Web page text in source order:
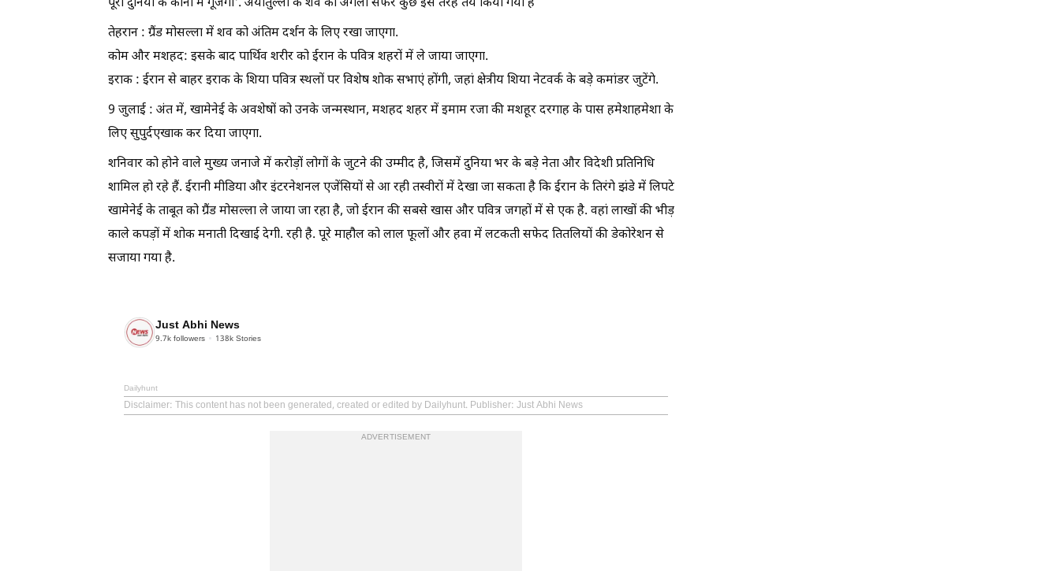
तेहरान : ग्रैंड मोसल्ला में शव को अंतिम दर्शन के लिए रखा जाएगा.
कोम और मशहद: इसके बाद पार्थिव शरीर को ईरान के पवित्र शहरों में ले जाया जाएगा.
इराक : ईरान से बाहर इराक के शिया पवित्र स्थलों पर विशेष शोक सभाएं होंगी, जहां क्षेत्रीय शिया नेटवर्क के बड़े कमांडर जुटेंगे.
9 जुलाई : अंत में, खामेनेई के अवशेषों को उनके जन्मस्थान, मशहद शहर में इमाम रजा की मशहूर दरगाह के पास हमेशाहमेशा के
लिए सुपुर्दएखाक कर दिया जाएगा.
शनिवार को होने वाले मुख्य जनाजे में करोड़ों लोगों के जुटने की उम्मीद है, जिसमें दुनिया भर के बड़े नेता और विदेशी प्रतिनिधि
शामिल हो रहे हैं. ईरानी मीडिया और इंटरनेशनल एजेंसियों से आ रही तस्वीरों में देखा जा सकता है कि ईरान के तिरंगे झंडे में लिपटे
खामेनेई के ताबूत को ग्रैंड मोसल्ला ले जाया जा रहा है, जो ईरान की सबसे खास और पवित्र जगहों में से एक है. वहां लाखों की भीड़
काले कपड़ों में शोक मनाती दिखाई देगी. रही है. पूरे माहौल को लाल फूलों और हवा में लटकती सफेद तितलियों की डेकोरेशन से
सजाया गया है.
Just Abhi News
9.7k followers 138k Stories
Dailyhunt
Disclaimer: This content has not been generated, created or edited by Dailyhunt. Publisher: Just Abhi News
ADVERTISEMENT